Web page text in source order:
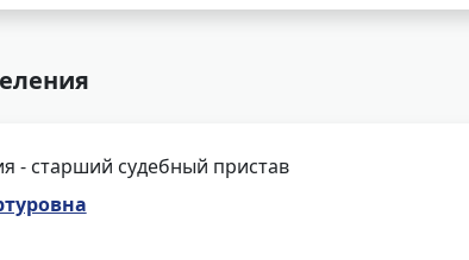
- старший судебный пристав